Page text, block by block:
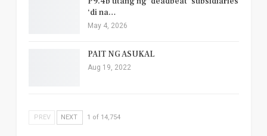
‘di na…
May 4, 2026
PAIT NG ASUKAL
Aug 19, 2022
PREV NEXT 1 of 14,754